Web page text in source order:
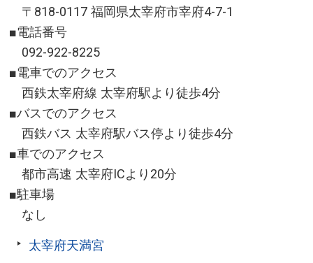
〒818-0117 福岡県太宰府市宰府4-7-1
■電話番号
092-922-8225
■電車でのアクセス
西鉄太宰府線 太宰府駅より徒歩4分
■バスでのアクセス
西鉄バス 太宰府駅バス停より徒歩4分
■車でのアクセス
都市高速 太宰府ICより20分
■駐車場
なし
太宰府天満宮